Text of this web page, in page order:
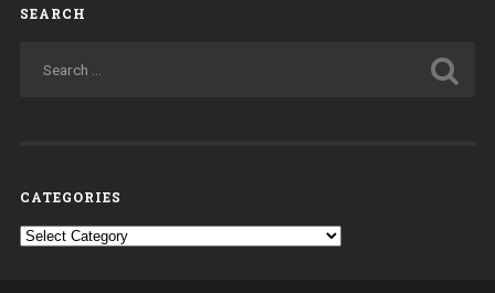
SEARCH
CATEGORIES
Categories